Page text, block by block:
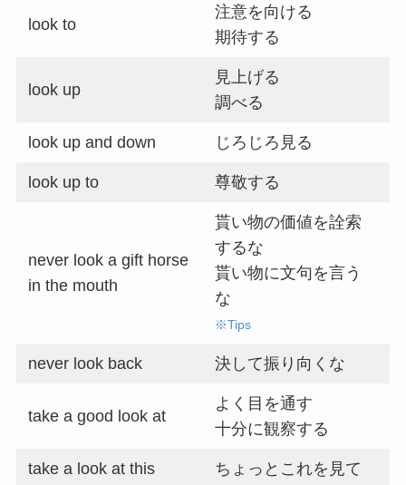
look to
注意を向ける
期待する
look up
見上げる
調べる
look up and down じろじろ見る
look up to 尊敬する
never look a gift horse
in the mouth
貰い物の価値を詮索
するな
貰い物に文句を言う
な
※Tips
never look back 決して振り向くな
take a good look at
よく目を通す
十分に観察する
take a look at this ちょっとこれを見て